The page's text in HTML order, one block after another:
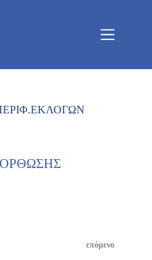
ΠΕΡΙΦ.ΕΚΛΟΓΩΝ
επόμενο